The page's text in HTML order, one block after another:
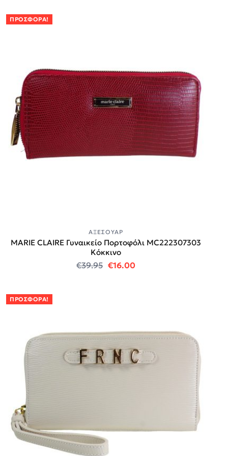
ΠΡΟΣΦΟΡΆ!
ΑΞΕΣΟΥΆΡ
MARIE CLAIRE Γυναικείο Πορτοφόλι MC222307303
Κόκκινο
€39.95 Original price was: €39.95.
€16.00Η τρέχουσα τιμή
ΠΡΟΣΦΟΡΆ!